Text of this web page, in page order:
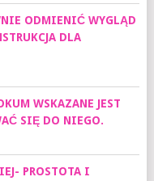
ODMIENIĆ WYGLĄD
DLA
WSKAZANE JEST
SIĘ DO NIEGO.
PROSTOTA I